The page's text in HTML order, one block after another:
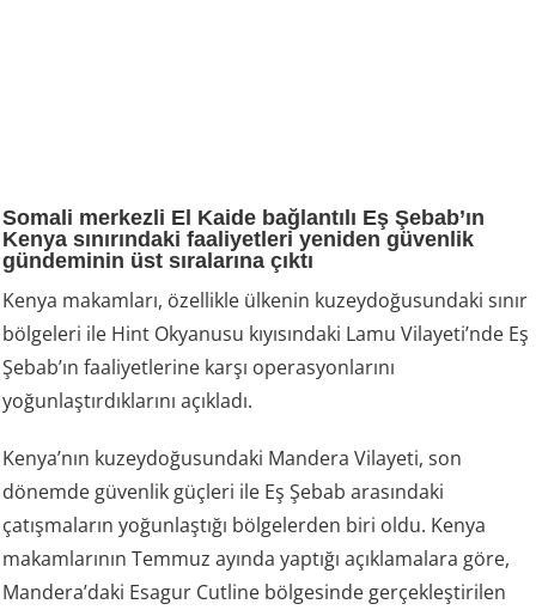
Somali merkezli El Kaide bağlantılı Eş Şebab’ın
Kenya sınırındaki faaliyetleri yeniden güvenlik
gündeminin üst sıralarına çıktı
Kenya makamları, özellikle ülkenin kuzeydoğusundaki sınır
bölgeleri ile Hint Okyanusu kıyısındaki Lamu Vilayeti’nde Eş
Şebab’ın faaliyetlerine karşı operasyonlarını
yoğunlaştırdıklarını açıkladı.
Kenya’nın kuzeydoğusundaki Mandera Vilayeti, son
dönemde güvenlik güçleri ile Eş Şebab arasındaki
çatışmaların yoğunlaştığı bölgelerden biri oldu. Kenya
makamlarının Temmuz ayında yaptığı açıklamalara göre,
Mandera’daki Esagur Cutline bölgesinde gerçekleştirilen